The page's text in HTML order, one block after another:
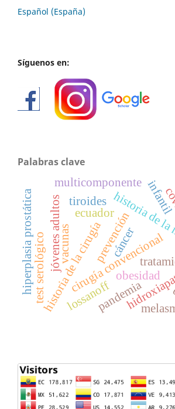
Español (España)
Síguenos en:
Palabras clave
historia de
cirugía convencional
historia de la cirugía
ecuador
obesidad
infantil
prevención
multicomponente
jóvenes adultos
test serológico lossanoff
hiperplasia prostática
pandemia
vacunas cáncer
tiroides